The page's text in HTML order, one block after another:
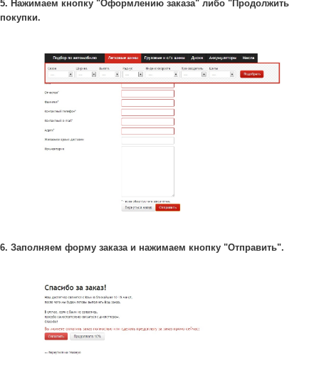
5. Нажимаем кнопку "Оформлению заказа" либо "Продолжить
покупки.
6. Заполняем форму заказа и нажимаем кнопку "Отправить".